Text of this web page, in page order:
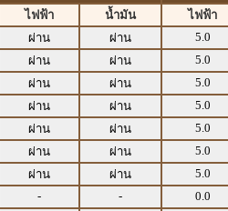
ไฟฟ้า น้ำมัน ไฟฟ้า
ผ่าน ผ่าน 5.0
ผ่าน ผ่าน 5.0
ผ่าน ผ่าน 5.0
ผ่าน ผ่าน 5.0
ผ่าน ผ่าน 5.0
ผ่าน ผ่าน 5.0
ผ่าน ผ่าน 5.0
- - 0.0